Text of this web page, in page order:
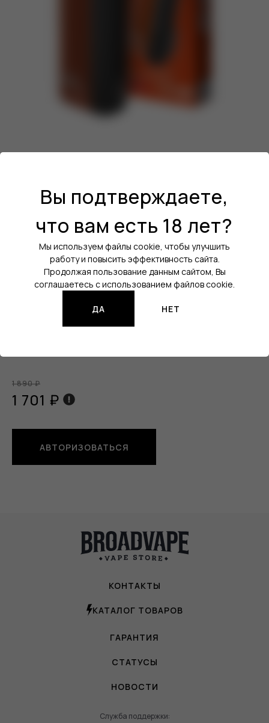
Бренд:FUMMO
Манго / Алоэ
Холодок:Нет
Уровень крепости:20 мг
Кол-во затяжек:10000
Порт зарядки:USB Type-C
Все характеристики
1 890 ₽
1 701 ₽
АВТОРИЗОВАТЬСЯ
КОНТАКТЫ
КАТАЛОГ ТОВАРОВ
ГАРАНТИЯ
СТАТУСЫ
НОВОСТИ
Служба поддержки:
Вы подтверждаете,
что вам есть 18 лет?
Мы используем файлы cookie, чтобы улучшить
работу и повысить эффективность сайта.
Продолжая пользование данным сайтом, Вы
соглашаетесь с использованием файлов cookie.
ДА НЕТ